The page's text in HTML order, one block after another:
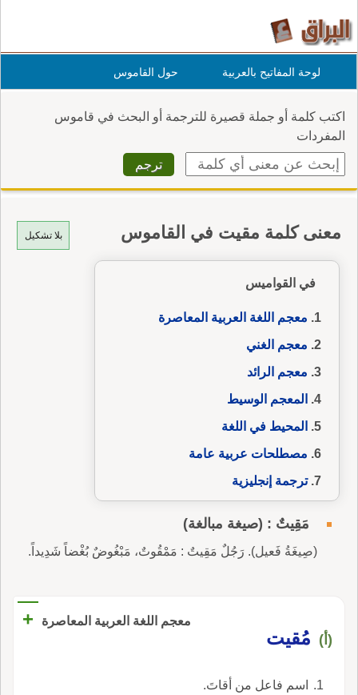
لوحة المفاتيح بالعربية حول القاموس
اكتب كلمة أو جملة قصيرة للترجمة أو البحث في قاموس
المفردات
بلا تشكيل معنى كلمة مقيت في القاموس
في القواميس
معجم اللغة العربية المعاصرة
معجم الغني
معجم الرائد
المعجم الوسيط
المحيط في اللغة
مصطلحات عربية عامة
ترجمة إنجليزية
مَقِيتٌ : (صيغة مبالغة)
(صِيغَةُ فَعيل). رَجُلٌ مَقِيتٌ : مَمْقُوتٌ، مَبْغُوضٌ بُغْضاً شَدِيداً.
معجم اللغة العربية المعاصرة +
(أ) مُقيت
اسم فاعل من أقاتَ.